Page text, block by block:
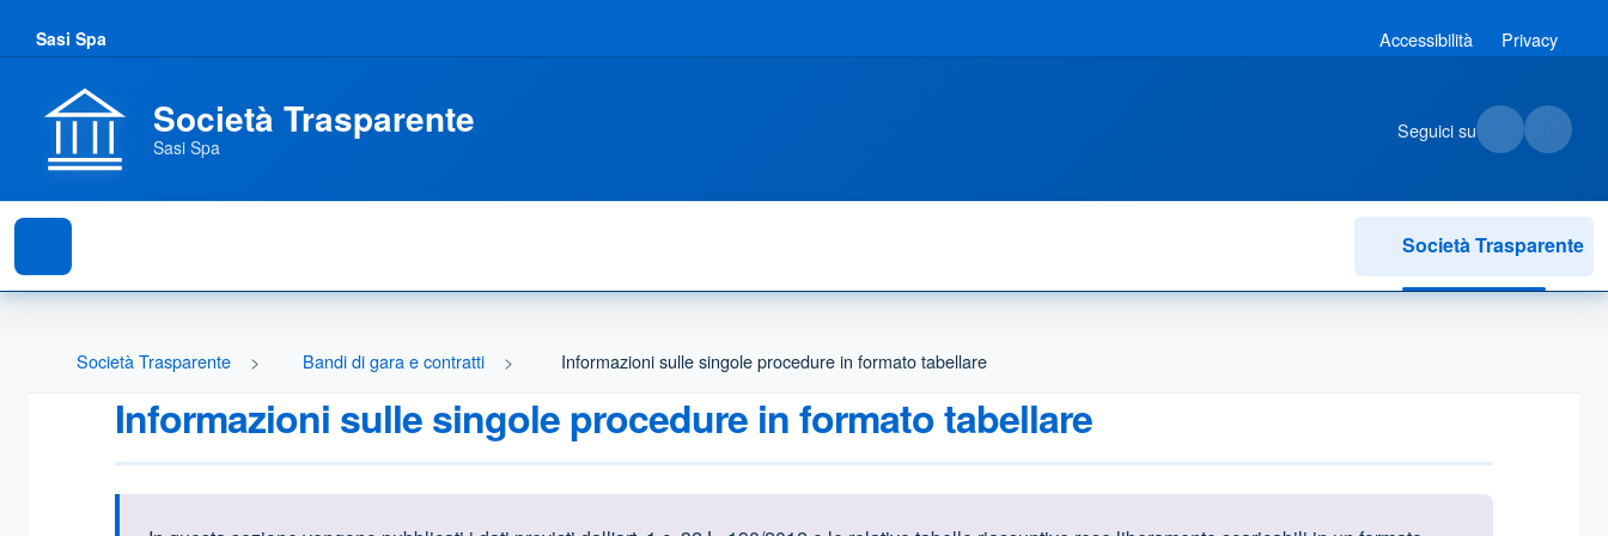
Sasi Spa Accessibilità Privacy
Società Trasparente
Sasi Spa
Seguici su
Società Trasparente
Società Trasparente Bandi di gara e contratti Informazioni sulle singole procedure in formato tabellare
Informazioni sulle singole procedure in formato tabellare